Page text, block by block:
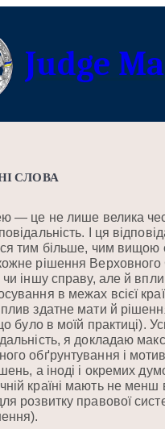
Judge
СЛОВА
— це не лише велика
І ця
тим більше, чим вищою
рішення
чи іншу справу, але й
в межах всієї
здатне мати й
що було в моїй практиці).
я докладаю
обґрунтування і
а іноді і окремих
країні мають не
розвитку правової